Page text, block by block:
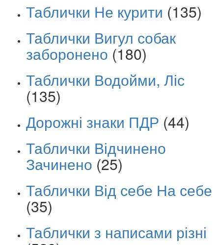
Таблички Не курити (135)
Таблички Вигул собак
заборонено (180)
Таблички Водойми, Ліс
(135)
Дорожні знаки ПДР (44)
Таблички Відчинено
Зачинено (25)
Таблички Від себе На себе
(35)
Таблички з написами різні